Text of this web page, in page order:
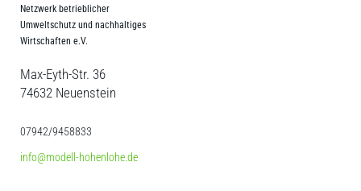
Netzwerk betrieblicher
Umweltschutz und nachhaltiges
Wirtschaften e.V.
Max-Eyth-Str. 36
74632 Neuenstein
07942/9458833
info@modell-hohenlohe.de